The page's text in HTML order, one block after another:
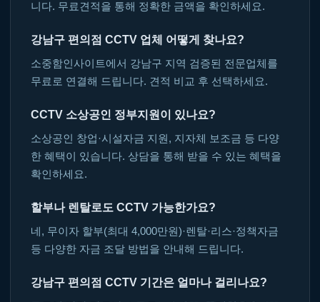
니다. 무료견적을 통해 정확한 금액을 확인하세요.
강남구 편의점 CCTV 업체 어떻게 찾나요?
소중함인사이트에서 강남구 지역 검증된 전문업체를
무료로 연결해 드립니다. 견적 비교 후 선택하세요.
CCTV 소상공인 정부지원이 있나요?
소상공인 창업·시설자금 지원, 지자체 보조금 등 다양
한 혜택이 있습니다. 상담을 통해 받을 수 있는 혜택을
확인하세요.
할부나 렌탈로도 CCTV 가능한가요?
네, 무이자 할부(최대 4,000만원)·렌탈·리스·정책자금
등 다양한 자금 조달 방법을 안내해 드립니다.
강남구 편의점 CCTV 기간은 얼마나 걸리나요?